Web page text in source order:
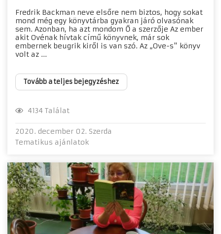
Fredrik Backman neve elsőre nem biztos, hogy sokat
mond még egy könyvtárba gyakran járó olvasónak
sem. Azonban, ha azt mondom Ő a szerzője Az ember
akit Ovénak hívtak című könyvnek, már sok
embernek beugrik kiről is van szó. Az „Ove-s" könyv
volt az ...
Tovább a teljes bejegyzéshez
4134 Találat
2020. december 02. Szerda
Tematikus ajánlatok